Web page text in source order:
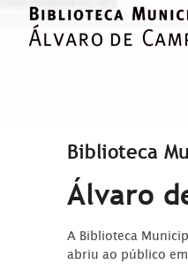
Biblioteca
Álvaro
A Biblioteca
abriu ao público